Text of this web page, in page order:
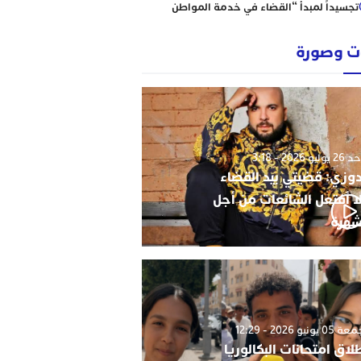
تجسيداً لمبدأ “القضاء في خدمة المواطن
رؤساء ونقباء للمحامين يتضامنون مع الاستاذ
حاجي .
من يحمي وجدة من كارثة عقارية وشيكة؟
أحكام نافذة، رسوم مجمدة، ومشاريع
سكنية مشبوهة تهدد هيبة القانون وأمن
التعمير
وصورة
2026 - 3:18
قضيتي بيد القضاء
أفتعل الشائعات من أجل
يونيو 2026 - 12:29
امتحانات البكالوريا